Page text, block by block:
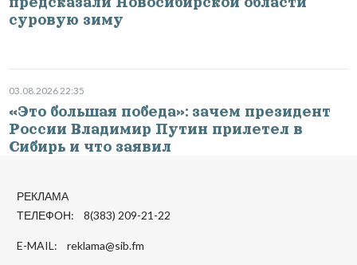
суровую зиму
03.08.2026 22:35
«Это большая победа»: зачем президент
России Владимир Путин прилетел в
Сибирь и что заявил
РЕКЛАМА
ТЕЛЕФОН: 8(383) 209-21-22
E-MAIL: reklama@sib.fm